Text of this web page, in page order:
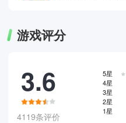
游戏评分
3.6
4119条评价
5星
4星
3星
2星
1星